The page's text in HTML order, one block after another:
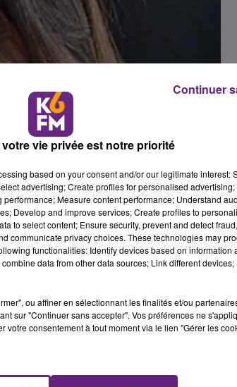
vie privée est notre priorité
based on your consent and/or our legitimate interest:
advertising; Create profiles for personalised
Measure content performance; Understand
Develop and improve services; Create profiles to
to select content; Ensure security, prevent and detect
communicate privacy choices. These technologies may
functionalities: Identify devices based on information
data from other data sources; Link different
ou affiner en sélectionnant les finalités et/ou
sur "Continuer sans accepter". Vos préférences ne
votre consentement à tout moment via le lien "Gérer les
Continuer